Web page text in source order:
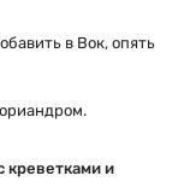
в Вок, опять
креветками и